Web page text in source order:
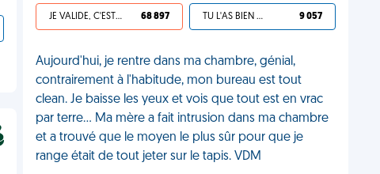
JE VALIDE, C'EST UNE VDM 68 897 TU L'AS BIEN MÉRITÉ 9 057
Aujourd'hui, je rentre dans ma chambre, génial,
contrairement à l'habitude, mon bureau est tout
clean. Je baisse les yeux et vois que tout est en vrac
par terre... Ma mère a fait intrusion dans ma chambre
et a trouvé que le moyen le plus sûr pour que je
range était de tout jeter sur le tapis. VDM